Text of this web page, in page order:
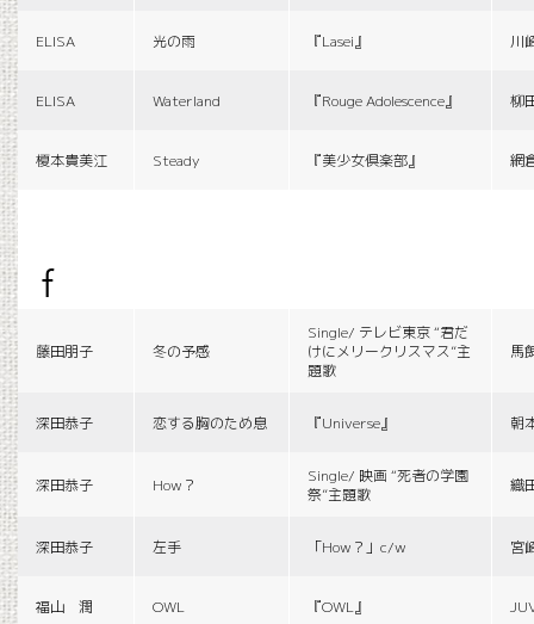
ELISA 光の雨 『Lasei』 川
ELISA Waterland 『Rouge Adolescence』 柳
榎本貴美江 Steady 『美少女倶楽部』 網
f
藤田朋子 冬の予感
Single/ テレビ東京 “君だ
けにメリークリスマス”主
題歌
馬
深田恭子 恋する胸のため息 『Universe』 朝
深田恭子 How？
Single/ 映画 “死者の学園
祭”主題歌
織
深田恭子 左手 「How？」c/w 宮
福山 潤 OWL 『OWL』